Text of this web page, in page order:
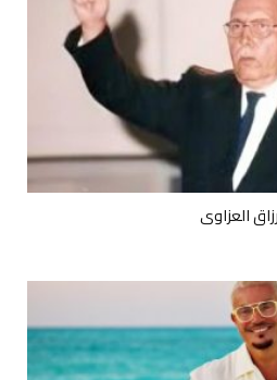
العزاوي